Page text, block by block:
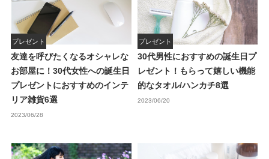
プレゼント
友達を呼びたくなるオシャレな
お部屋に！30代女性への誕生日
プレゼントにおすすめのインテ
リア雑貨6選
2023/06/28
プレゼント
30代男性におすすめの誕生日プ
レゼント！もらって嬉しい機能
的なタオル/ハンカチ8選
2023/06/20